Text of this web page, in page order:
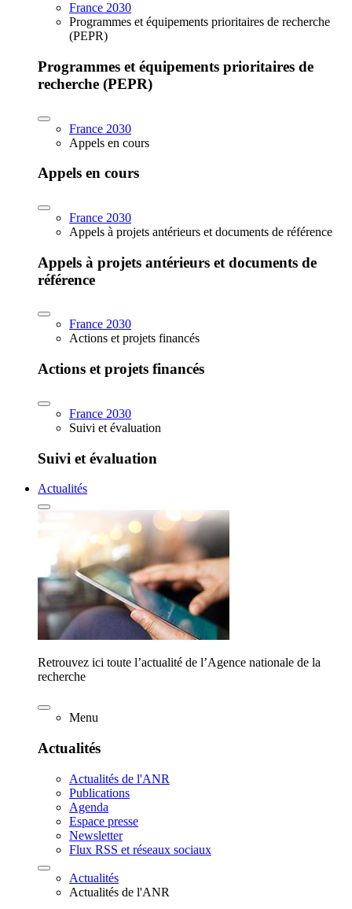
France 2030
Programmes et équipements prioritaires de recherche
(PEPR)
Programmes et équipements prioritaires de
recherche (PEPR)
France 2030
Appels en cours
Appels en cours
France 2030
Appels à projets antérieurs et documents de référence
Appels à projets antérieurs et documents de
référence
France 2030
Actions et projets financés
Actions et projets financés
France 2030
Suivi et évaluation
Suivi et évaluation
Actualités
Retrouvez ici toute l’actualité de l’Agence nationale de la
recherche
Menu
Actualités
Actualités de l'ANR
Publications
Agenda
Espace presse
Newsletter
Flux RSS et réseaux sociaux
Actualités
Actualités de l'ANR